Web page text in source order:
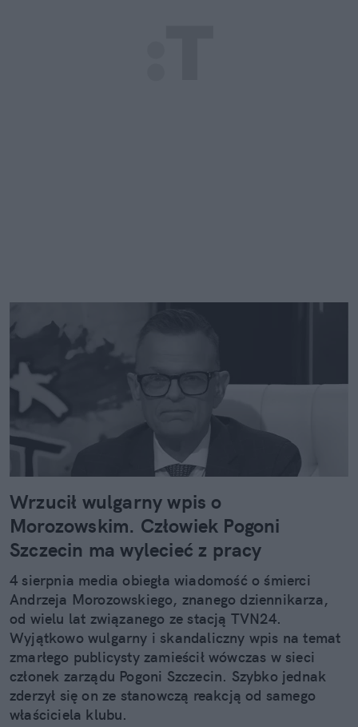
Wrzucił wulgarny wpis o
Morozowskim. Człowiek Pogoni
Szczecin ma wylecieć z pracy
4 sierpnia media obiegła wiadomość o śmierci
Andrzeja Morozowskiego, znanego dziennikarza,
od wielu lat związanego ze stacją TVN24.
Wyjątkowo wulgarny i skandaliczny wpis na temat
zmarłego publicysty zamieścił wówczas w sieci
członek zarządu Pogoni Szczecin. Szybko jednak
zderzył się on ze stanowczą reakcją od samego
właściciela klubu.